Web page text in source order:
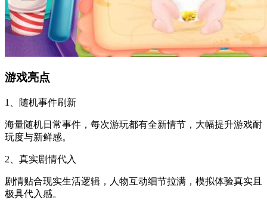
游戏亮点
1、随机事件刷新
海量随机日常事件，每次游玩都有全新情节，大幅提升游戏耐
玩度与新鲜感。
2、真实剧情代入
剧情贴合现实生活逻辑，人物互动细节拉满，模拟体验真实且
极具代入感。